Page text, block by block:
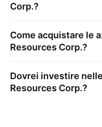
Corp.?
Come acquistare le
Resources Corp.?
Dovrei investire
Resources Corp.?